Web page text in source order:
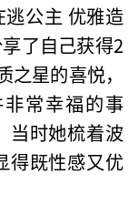
公主 优雅造
了自己获得2
星的喜悦，
常幸福的事
当时她梳着波
得既性感又优